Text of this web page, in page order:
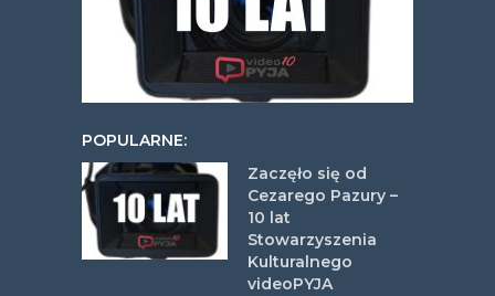
POPULARNE:
Zaczęło się od
Cezarego Pazury –
10 lat
Stowarzyszenia
Kulturalnego
videoPYJA